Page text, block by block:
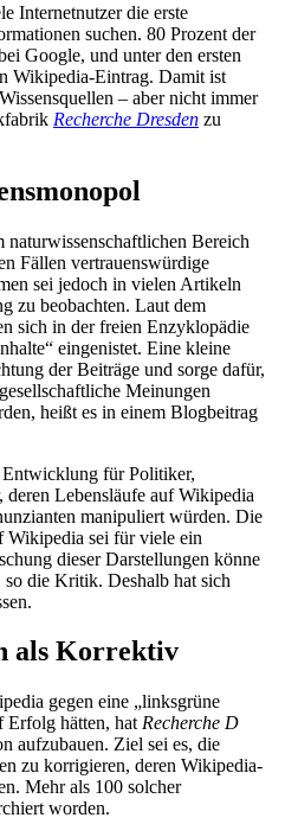
Internetnutzer die erste
suchen. 80 Prozent der
Google, und unter den ersten
Wikipedia-Eintrag. Damit ist
– aber nicht immer
Recherche Dresden zu
Bereich
Fällen vertrauenswürdige
sei jedoch in vielen Artikeln
zu beobachten. Laut dem
sich in der freien Enzyklopädie
eingenistet. Eine kleine
der Beiträge und sorge dafür,
Meinungen
heißt es in einem Blogbeitrag
Entwicklung für Politiker,
deren Lebensläufe auf Wikipedia
manipuliert würden. Die
Wikipedia sei für viele ein
dieser Darstellungen könne
die Kritik. Deshalb hat sich
als Korrektiv
gegen eine „linksgrüne
Erfolg hätten, hat Recherche D
aufzubauen. Ziel sei es, die
zu korrigieren, deren Wikipedia-
Mehr als 100 solcher
worden.